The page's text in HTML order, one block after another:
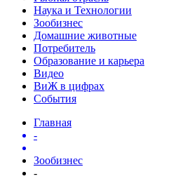
Наука и Технологии
Зообизнес
Домашние животные
Потребитель
Образование и карьера
Видео
ВиЖ в цифрах
События
Главная
-
Зообизнес
-